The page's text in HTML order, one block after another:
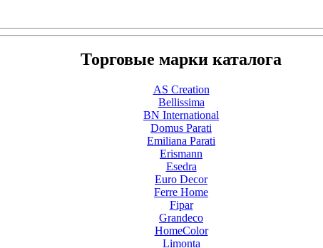
Торговые марки каталога
AS Creation
Bellissima
BN International
Domus Parati
Emiliana Parati
Erismann
Esedra
Euro Decor
Ferre Home
Fipar
Grandeco
HomeColor
Limonta